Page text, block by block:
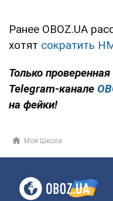
Ранее OBOZ.UA
хотят сократить
Только
Telegram-канале
на фейки!
Моя Школа